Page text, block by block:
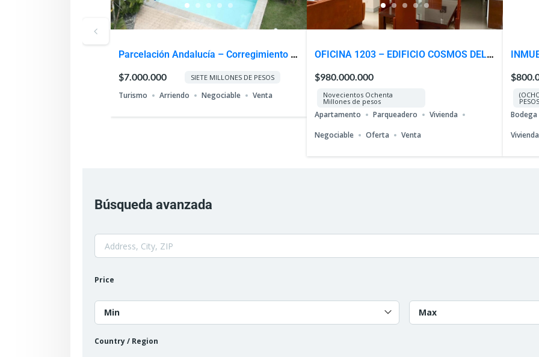
Parcelación Andalucía – Corregimiento El
$7.000.000 SIETE MILLONES DE PESOS
Turismo Arriendo Negociable Venta
OFICINA 1203 – EDIFICIO COSMOS DEL
$980.000.000
Novecientos Ochenta
Millones de pesos
Apartamento Parqueadero
Vivienda
Negociable
Oferta Venta
Bodega
Vivienda
Búsqueda avanzada
Price
Min Max
Country / Region